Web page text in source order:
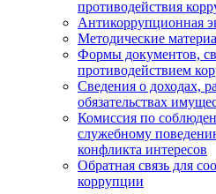
противодействия
Антикоррупционная
Методические
Формы документов,
противодействием
Сведения о доходах,
обязательствах
Комиссия по
служебному
конфликта интересов
Обратная связь для
коррупции